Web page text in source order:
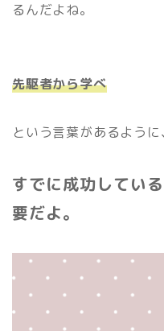
るんだよね。
先駆者から学べ
という言葉があるように
すでに成功してい
要だよ。